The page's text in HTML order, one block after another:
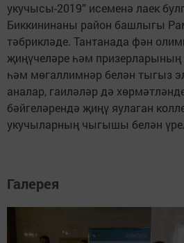
укучысы-2019” исеменә лаек
Биккининаны район башлыгы
тәбрикләде. Тантанада фән
җиңүчеләре һәм
һәм мөгаллимнәр белән тыгыз
аналар, гаиләләр дә
бәйгеләрендә җиңү яулаган
укучыларның чыгышы белән
Галерея